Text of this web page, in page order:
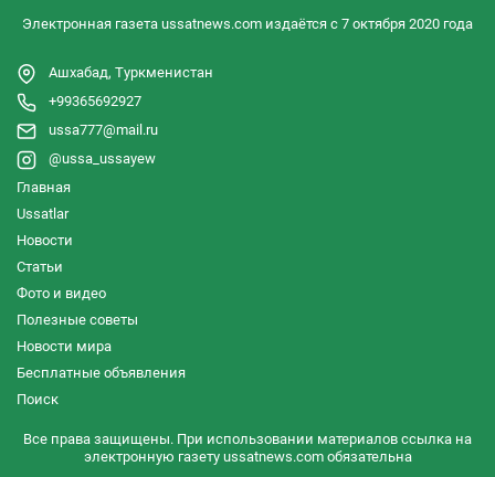
Электронная газета ussatnews.com издаётся с 7 октября 2020 года
Ашхабад, Туркменистан
+99365692927
ussa777@mail.ru
@ussa_ussayew
Главная
Ussatlar
Новости
Статьи
Фото и видео
Полезные советы
Новости мира
Бесплатные объявления
Поиск
Все права защищены. При использовании материалов ссылка на
электронную газету ussatnews.com обязательна